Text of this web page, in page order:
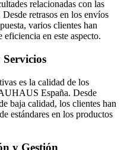
relacionadas con las
retrasos en los envíos
varios clientes han
en este aspecto.
es la calidad de los
España. Desde
baja calidad, los clientes han
estándares en los productos